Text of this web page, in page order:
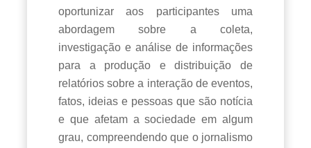
oportunizar aos participantes uma
abordagem sobre a coleta,
investigação e análise de informações
para a produção e distribuição de
relatórios sobre a interação de eventos,
fatos, ideias e pessoas que são notícia
e que afetam a sociedade em algum
grau, compreendendo que o jornalismo